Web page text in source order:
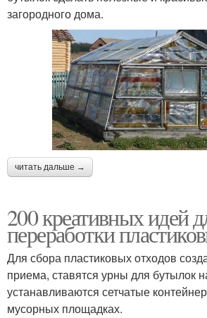
загородного дома.
читать дальше →
200 креативных идей
переработки
Для сбора пластиковых отходов
приема, ставятся урны для бутылок
устанавливаются сетчатые
мусорных площадках.